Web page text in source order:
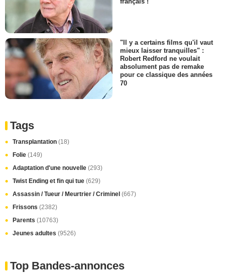
"Il y a certains films qu'il vaut
mieux laisser tranquilles" :
Robert Redford ne voulait
absolument pas de remake
pour ce classique des années
70
Tags
Transplantation (18)
Folie (149)
Adaptation d'une nouvelle (293)
Twist Ending et fin qui tue (629)
Assassin / Tueur / Meurtrier / Criminel (667)
Frissons (2382)
Parents (10763)
Jeunes adultes (9526)
Top Bandes-annonces